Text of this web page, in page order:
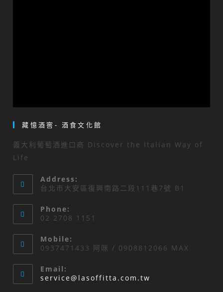
藏憶酒窖- 酒食文化館
義大利葡萄酒進口商 Discover the Italian Way of
Life
Address:
台北市大安區復興南路二段111巷7號 B1
Phone:
02 2708 1151
Mobile:
0937471433 阿咪 / 0908812066 MAX
Email:
service@lasoffitta.com.tw